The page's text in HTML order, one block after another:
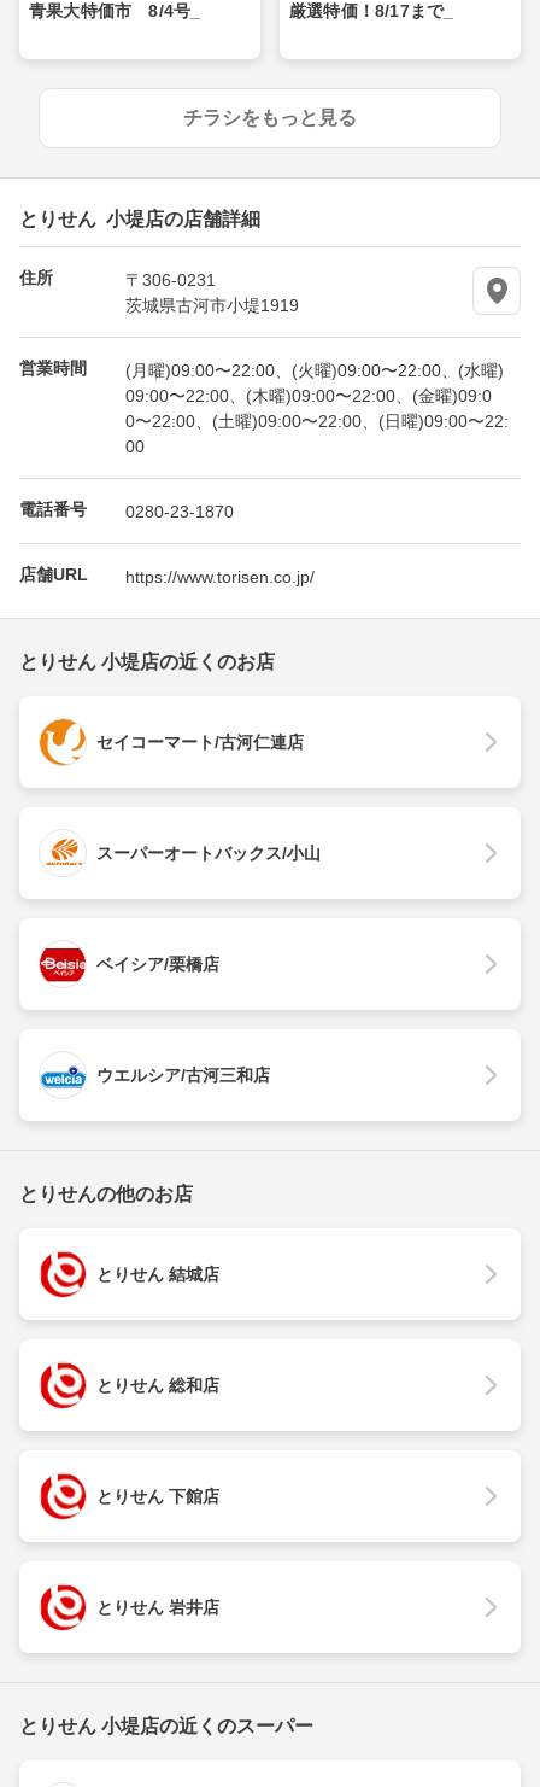
青果大特価市 8/4号_ 厳選特価！8/17まで_
チラシをもっと見る
とりせん 小堤店の店舗詳細
住所
〒306-0231
茨城県古河市小堤1919
営業時間
(月曜)09:00〜22:00、(火曜)09:00〜22:00、(水曜)
09:00〜22:00、(木曜)09:00〜22:00、(金曜)09:0
0〜22:00、(土曜)09:00〜22:00、(日曜)09:00〜22:
00
電話番号 0280-23-1870
店舗URL https://www.torisen.co.jp/
とりせん 小堤店の近くのお店
セイコーマート/古河仁連店
スーパーオートバックス/小山
ベイシア/栗橋店
ウエルシア/古河三和店
とりせんの他のお店
とりせん 結城店
とりせん 総和店
とりせん 下館店
とりせん 岩井店
とりせん 小堤店の近くのスーパー